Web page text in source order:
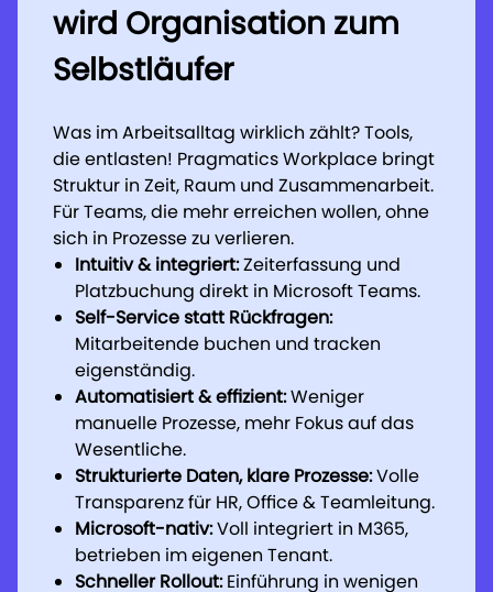
wird Organisation zum
Selbstläufer
Was im Arbeitsalltag wirklich zählt? Tools,
die entlasten! Pragmatics Workplace bringt
Struktur in Zeit, Raum und Zusammenarbeit.
Für Teams, die mehr erreichen wollen, ohne
sich in Prozesse zu verlieren.
Intuitiv & integriert:Zeiterfassung und
Platzbuchung direkt in Microsoft Teams.
Self-Service statt Rückfragen:
Mitarbeitende buchen und tracken
eigenständig.
Automatisiert & effizient:Weniger
manuelle Prozesse, mehr Fokus auf das
Wesentliche.
Strukturierte Daten, klare Prozesse:Volle
Transparenz für HR, Office & Teamleitung.
Microsoft-nativ:Voll integriert in M365,
betrieben im eigenen Tenant.
Schneller Rollout:Einführung in wenigen
wird Organisation zum
Selbstläufer
Was im Arbeitsalltag wirklich zählt? Tools,
die entlasten! Pragmatics Workplace bringt
Struktur in Zeit, Raum und Zusammenarbeit.
Für Teams, die mehr erreichen wollen, ohne
sich in Prozesse zu verlieren.
Intuitiv & integriert:Zeiterfassung und
Platzbuchung direkt in Microsoft Teams.
Self-Service statt Rückfragen:
Mitarbeitende buchen und tracken
eigenständig.
Automatisiert & effizient:Weniger
manuelle Prozesse, mehr Fokus auf das
Wesentliche.
Strukturierte Daten, klare Prozesse:Volle
Transparenz für HR, Office & Teamleitung.
Microsoft-nativ:Voll integriert in M365,
betrieben im eigenen Tenant.
Schneller Rollout:Einführung in wenigen
wird Organisation zum
Selbstläufer
Was im Arbeitsalltag wirklich zählt? Tools,
die entlasten! Pragmatics Workplace bringt
Struktur in Zeit, Raum und Zusammenarbeit.
Für Teams, die mehr erreichen wollen, ohne
sich in Prozesse zu verlieren.
Intuitiv & integriert:Zeiterfassung und
Platzbuchung direkt in Microsoft Teams.
Self-Service statt Rückfragen:
Mitarbeitende buchen und tracken
eigenständig.
Automatisiert & effizient:Weniger
manuelle Prozesse, mehr Fokus auf das
Wesentliche.
Strukturierte Daten, klare Prozesse:Volle
Transparenz für HR, Office & Teamleitung.
Microsoft-nativ:Voll integriert in M365,
betrieben im eigenen Tenant.
Schneller Rollout:Einführung in wenigen